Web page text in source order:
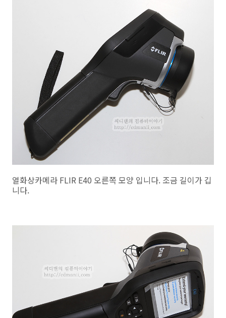
열화상카메라 FLIR E40 오른쪽 모양 입니다. 조금 길이가 깁
니다.